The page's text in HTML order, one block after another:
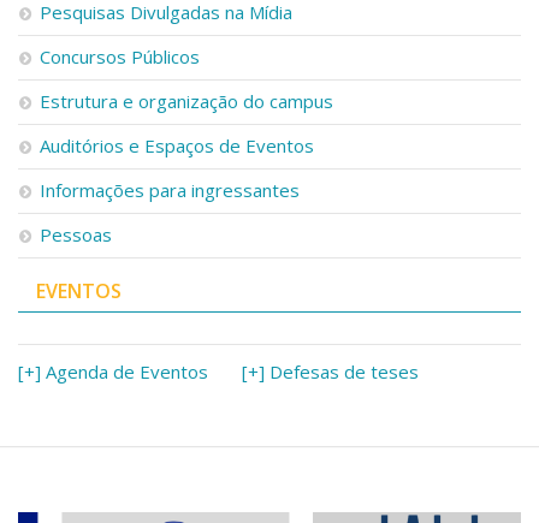
Pesquisas Divulgadas na Mídia
Concursos Públicos
Estrutura e organização do campus
Auditórios e Espaços de Eventos
Informações para ingressantes
Pessoas
EVENTOS
[+] Agenda de Eventos [+] Defesas de teses